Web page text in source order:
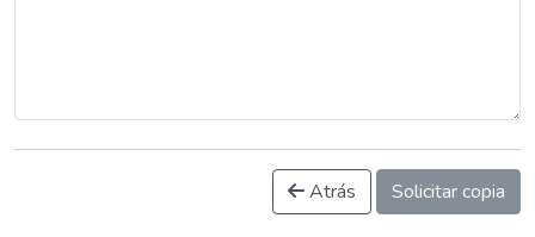
Atrás Solicitar copia